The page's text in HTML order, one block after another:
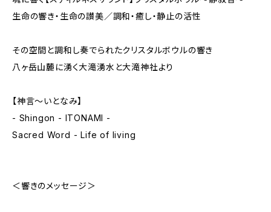
生命の響き・生命の讃美／調和・癒し・静止の活性
その空間と調和し奏でられたクリスタルボウルの響き
八ヶ岳山麓に湧く大滝湧水と大滝神社より
【神言～いとなみ】
- Shingon - ITONAMI -
Sacred Word - Life of living
＜響きのメッセージ＞